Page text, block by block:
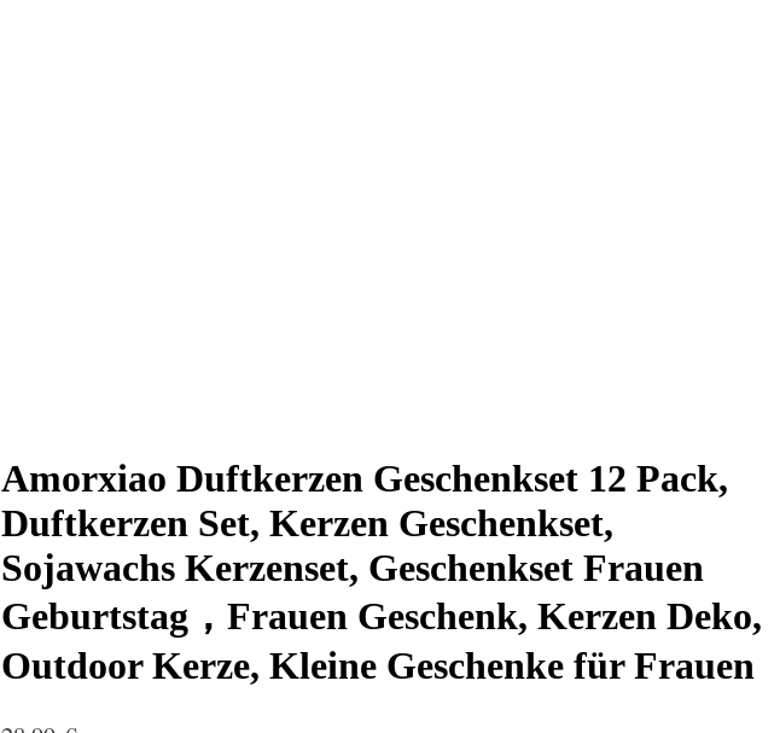
Amorxiao Duftkerzen Geschenkset 12 Pack,
Duftkerzen Set, Kerzen Geschenkset,
Sojawachs Kerzenset, Geschenkset Frauen
Geburtstag，Frauen Geschenk, Kerzen Deko,
Outdoor Kerze, Kleine Geschenke für Frauen